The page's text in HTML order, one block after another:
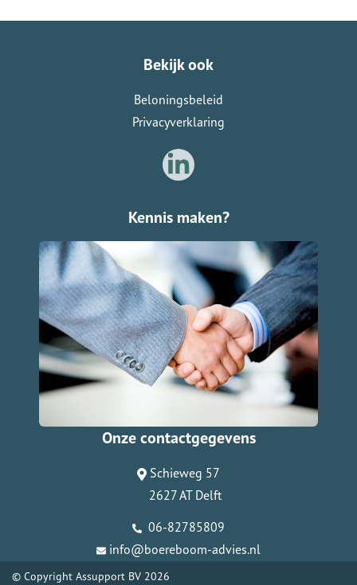
Bekijk ook
Beloningsbeleid
Privacyverklaring
Kennis maken?
Onze contactgegevens
Schieweg 57
2627 AT Delft
06-82785809
info@boereboom-advies.nl
© Copyright Assupport BV 2026